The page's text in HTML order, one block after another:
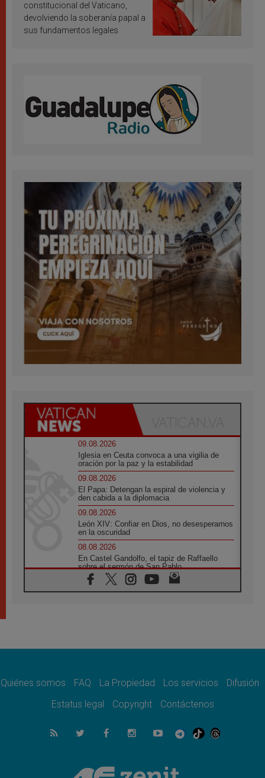
constitucional del Vaticano,
devolviendo la soberanía papal a
sus fundamentos legales
09.08.2026
Iglesia en Ceuta convoca a una vigilia de
oración por la paz y la estabilidad
09.08.2026
El Papa: Detengan la espiral de violencia y
den cabida a la diplomacia
09.08.2026
León XIV: Confiar en Dios, no desesperarnos
en la oscuridad
08.08.2026
En Castel Gandolfo, el tapiz de Raffaello
sobre el sermón de San Pablo
08.08.2026
En Colombia, «la paz no se compra con una
08.08.2026
08.08.2026
del Buen Consejo de Genazzano
Filipinas: el Vicariato Apostólico de Calapán
se convierte en diócesis
Honduras: Los desplazados invisibles de una
crisis olvidada
Quiénes somos FAQ La Propiedad Los servicios
Difusión
Estatus legal
Copyright Contáctenos